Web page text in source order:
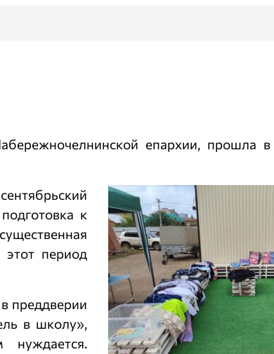
епархии, прошла в
к
период
преддверии
в школу»,